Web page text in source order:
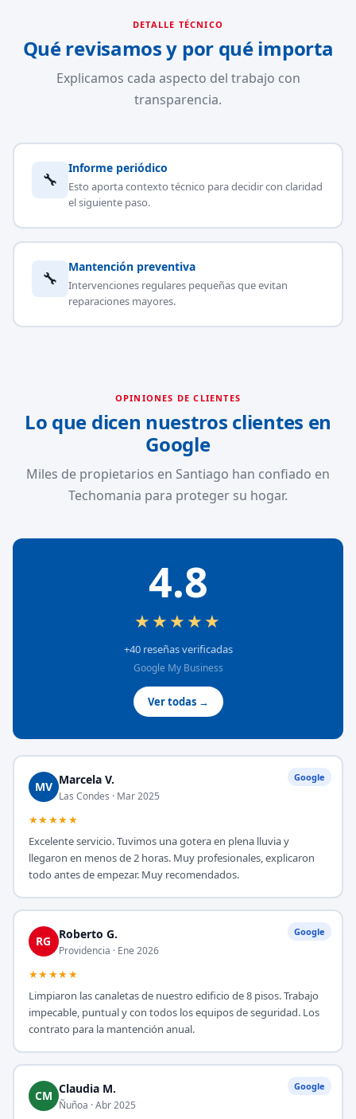
DETALLE TÉCNICO
Qué revisamos y por qué importa
Explicamos cada aspecto del trabajo con
transparencia.
🔧
Informe periódico
Esto aporta contexto técnico para decidir con claridad
el siguiente paso.
🔧
Mantención preventiva
Intervenciones regulares pequeñas que evitan
reparaciones mayores.
OPINIONES DE CLIENTES
Lo que dicen nuestros clientes en
Google
Miles de propietarios en Santiago han confiado en
Techomania para proteger su hogar.
4.8
★★★★★
+40 reseñas verificadas
Google My Business
Ver todas →
Google
MV Marcela V.
Las Condes · Mar 2025
★★★★★
Excelente servicio. Tuvimos una gotera en plena lluvia y
llegaron en menos de 2 horas. Muy profesionales, explicaron
todo antes de empezar. Muy recomendados.
Google
RG Roberto G.
Providencia · Ene 2026
★★★★★
Limpiaron las canaletas de nuestro edificio de 8 pisos. Trabajo
impecable, puntual y con todos los equipos de seguridad. Los
contrato para la mantención anual.
Google
CM Claudia M.
Ñuñoa · Abr 2025